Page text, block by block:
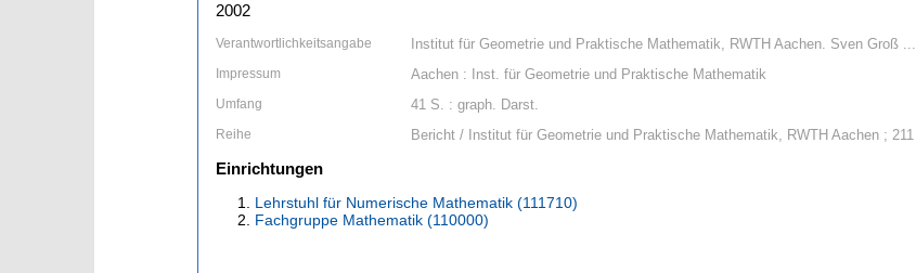
2002
Verantwortlichkeitsangabe Institut für Geometrie und Praktische Mathematik, RWTH Aachen. Sven Groß ...
Impressum Aachen : Inst. für Geometrie und Praktische Mathematik
Umfang 41 S. : graph. Darst.
Reihe Bericht / Institut für Geometrie und Praktische Mathematik, RWTH Aachen ; 211
Einrichtungen
Lehrstuhl für Numerische Mathematik (111710)
Fachgruppe Mathematik (110000)